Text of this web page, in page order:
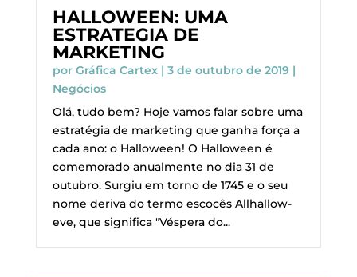
HALLOWEEN: UMA
ESTRATEGIA DE
MARKETING
por Gráfica Cartex| 3 de outubro de 2019 |
Negócios
Olá, tudo bem? Hoje vamos falar sobre uma
estratégia de marketing que ganha força a
cada ano: o Halloween! O Halloween é
comemorado anualmente no dia 31 de
outubro. Surgiu em torno de 1745 e o seu
nome deriva do termo escocês Allhallow-
eve, que significa "Véspera do...